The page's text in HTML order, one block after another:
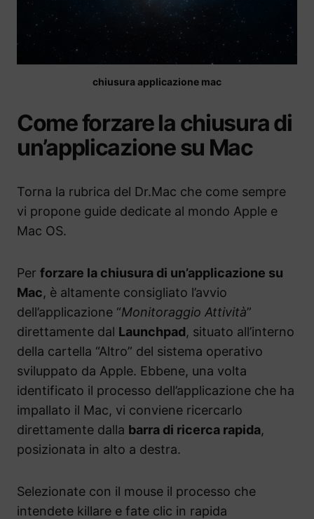
chiusura applicazione mac
Come forzare la chiusura di
un’applicazione su Mac
Torna la rubrica del Dr.Mac che come sempre
vi propone guide dedicate al mondo Apple e
Mac OS.
Per forzare la chiusura di un’applicazione su
Mac, è altamente consigliato l’avvio
dell’applicazione “Monitoraggio Attività”
direttamente dal Launchpad, situato all’interno
della cartella “Altro” del sistema operativo
sviluppato da Apple. Ebbene, una volta
identificato il processo dell’applicazione che ha
impallato il Mac, vi conviene ricercarlo
direttamente dalla barra di ricerca rapida,
posizionata in alto a destra.
Selezionate con il mouse il processo che
intendete killare e fate clic in rapida